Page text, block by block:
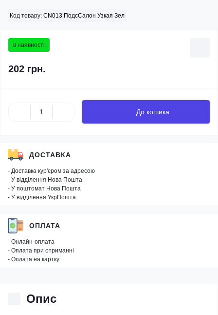
Код товару: CN013 ПодсСалон Узкая Зел
в наявності
202 грн.
До кошика
ДОСТАВКА
- Доставка кур'єром за адресою
- У відділення Нова Пошта
- У поштомат Нова Пошта
- У відділення УкрПошта
ОПЛАТА
- Онлайн-оплата
- Оплата при отриманні
- Оплата на картку
Опис